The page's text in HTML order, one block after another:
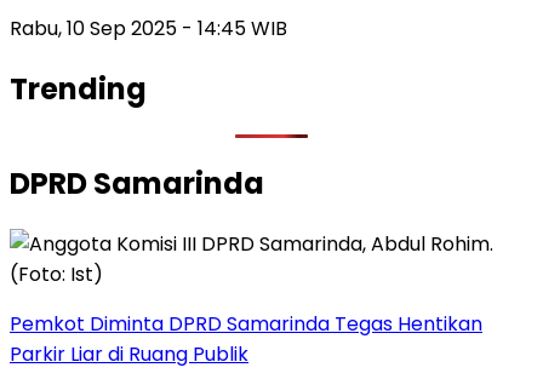
Rabu, 10 Sep 2025 - 14:45 WIB
Trending
DPRD Samarinda
Pemkot Diminta DPRD Samarinda Tegas Hentikan
Parkir Liar di Ruang Publik